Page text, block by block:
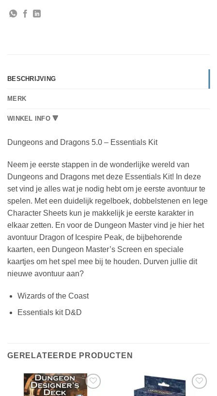
BESCHRIJVING
MERK
WINKEL INFO 🔻
Dungeons and Dragons 5.0 – Essentials Kit
Neem je eerste stappen in de wonderlijke wereld van
Dungeons and Dragons met deze Essentials Kit! In deze
set vind je alles wat je nodig hebt om je eerste avontuur te
spelen. Met een duidelijk regelboek, dobbelstenen en lege
Character Sheets kun je makkelijk je eerste karakter in
elkaar zetten. En voor de Dungeon Master vind je hier het
avontuur Dragon of Icespire Peak, de bijbehorende
kaarten, een Dungeon Master’s Screen en speciale
kaartjes om het spel mee bij te houden. Durven jullie dit
nieuwe avontuur aan?
Wizards of the Coast
Essentials kit D&D
GERELATEERDE PRODUCTEN